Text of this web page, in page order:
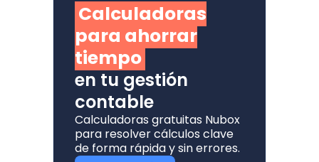
Calculadoras
para ahorrar
tiempo
en tu gestión
contable
Calculadoras gratuitas Nubox
para resolver cálculos clave
de forma rápida y sin errores.